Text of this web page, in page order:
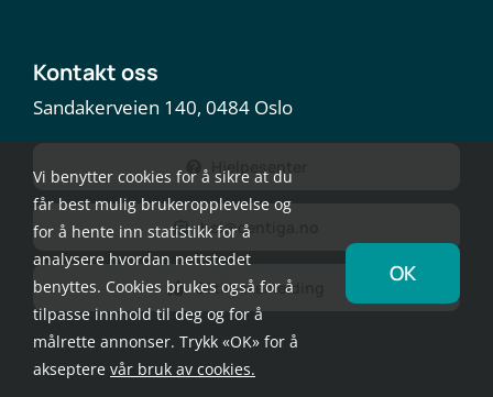
Kontakt oss
Sandakerveien 140, 0484 Oslo
Hjelpesenter
hei@centiga.no
Gi tilbakemelding
Vi benytter cookies for å sikre at du
får best mulig brukeropplevelse og
for å hente inn statistikk for å
analysere hvordan nettstedet
benyttes. Cookies brukes også for å
tilpasse innhold til deg og for å
målrette annonser. Trykk «OK» for å
akseptere vår bruk av cookies.
OK